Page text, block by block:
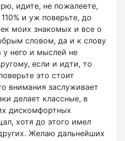
идите, не пожалеете,
и уж поверьте, до
моих знакомых и все о
словом, да и к слову
у него и мыслей не
если и идти, то
это стоит
внимания заслуживает
делает классные, в
дискомфортных
хотя до этого имел
Желаю дальнейших